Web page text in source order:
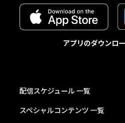
アプリのダウンロ
配信スケジュール 一覧
スペシャルコンテンツ 一覧